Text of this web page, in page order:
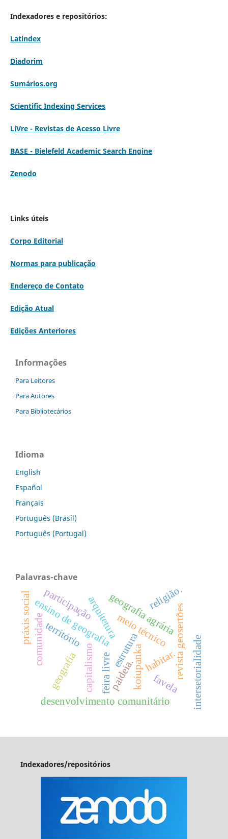
Indexadores e repositórios:
Latindex
Diadorim
Sumários.org
Scientific Indexing Services
LiVre - Revistas de Acesso Livre
BASE - Bielefeld Academic Search Engine
Zenodo
Links úteis
Corpo Editorial
Normas para publicação
Endereço de Contato
Edição Atual
Edições Anteriores
Informações
Para Leitores
Para Autores
Para Bibliotecários
Idioma
English
Español
Français
Português (Brasil)
Português (Portugal)
Palavras-chave
koiupanka
arquitetura
estruturahabitar.
geografia revista geosertões
geografia agrária
ensino de geografiameio técnico
capitalismo
comunidade
desenvolvimento comunitário
práxis social
intersetorialidade
participação religião.
feira livre
território
favela
paideia.
Indexadores/repositórios